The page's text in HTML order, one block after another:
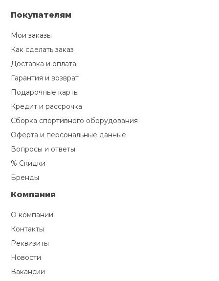
Покупателям
Мои заказы
Как сделать заказ
Доставка и оплата
Гарантия и возврат
Подарочные карты
Кредит и рассрочка
Сборка спортивного оборудования
Оферта и персональные данные
Вопросы и ответы
% Скидки
Бренды
Компания
О компании
Контакты
Реквизиты
Новости
Вакансии